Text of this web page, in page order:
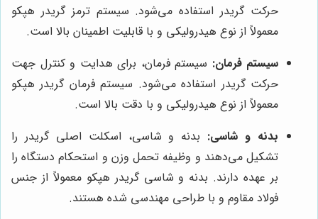
حرکت گریدر استفاده می‌شود. سیستم ترمز گریدر هپکو
معمولاً از نوع هیدرولیکی و با قابلیت اطمینان بالا است.
سیستم فرمان: سیستم فرمان، برای هدایت و کنترل جهت
حرکت گریدر استفاده می‌شود. سیستم فرمان گریدر هپکو
معمولاً از نوع هیدرولیکی و با دقت بالا است.
بدنه و شاسی: بدنه و شاسی، اسکلت اصلی گریدر را
تشکیل می‌دهند و وظیفه تحمل وزن و استحکام دستگاه را
بر عهده دارند. بدنه و شاسی گریدر هپکو معمولاً از جنس
فولاد مقاوم و با طراحی مهندسی شده هستند.